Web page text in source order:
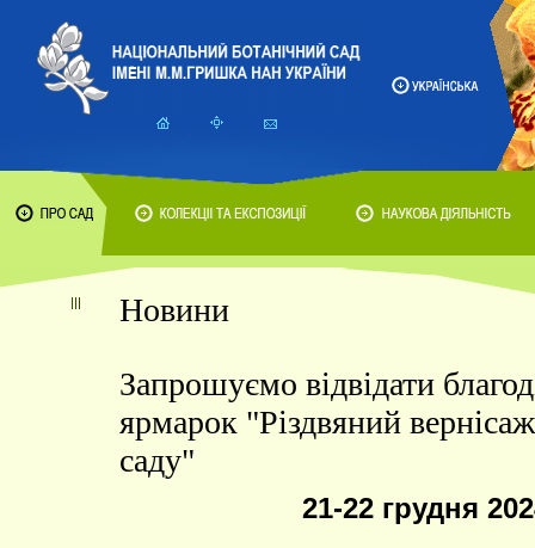
Новини
Запрошуємо відвідати
ярмарок "Різдвяний
саду"
21-22 грудня